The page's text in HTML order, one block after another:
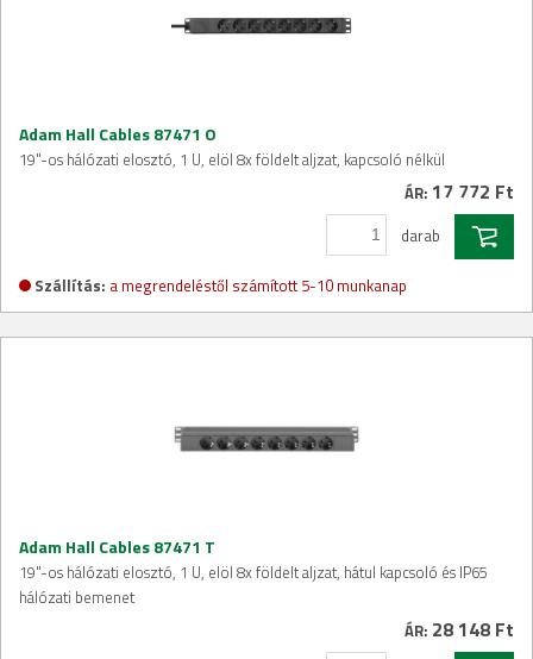
Adam Hall Cables 87471 O
19"-os hálózati elosztó, 1 U, elöl 8x földelt aljzat, kapcsoló nélkül
ÁR: 17 772 Ft
darab
Szállítás: a megrendeléstől számított 5-10 munkanap
Adam Hall Cables 87471 T
19"-os hálózati elosztó, 1 U, elöl 8x földelt aljzat, hátul kapcsoló és IP65
hálózati bemenet
ÁR: 28 148 Ft